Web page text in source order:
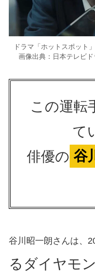
ドラマ「ホットスポット
画像出典：日本テレビ
この運転
て
俳優の 谷
谷川昭一朗さんは、
るダイヤモン